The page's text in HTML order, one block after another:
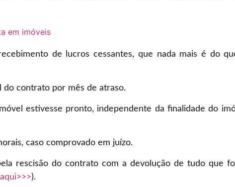
de lucros cessantes, que nada mais é do
do contrato por mês de atraso.
estivesse pronto, independente da finalidade do
caso comprovado em juízo.
rescisão do contrato com a devolução de tudo que
).